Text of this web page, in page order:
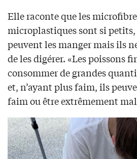
Elle raconte que les
microplastiques sont si petits,
peuvent les manger mais ils
de les digérer. «Les poissons
consommer de grandes
et, n’ayant plus faim, ils
faim ou être extrêmement